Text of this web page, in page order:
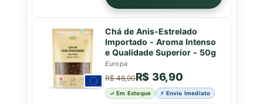
Chá de Anis-Estrelado
Importado - Aroma Intenso
e Qualidade Superior - 50g
Europa
R$ 48,90R$ 36,90
✓ Em Estoque ⚡ Envio Imediato